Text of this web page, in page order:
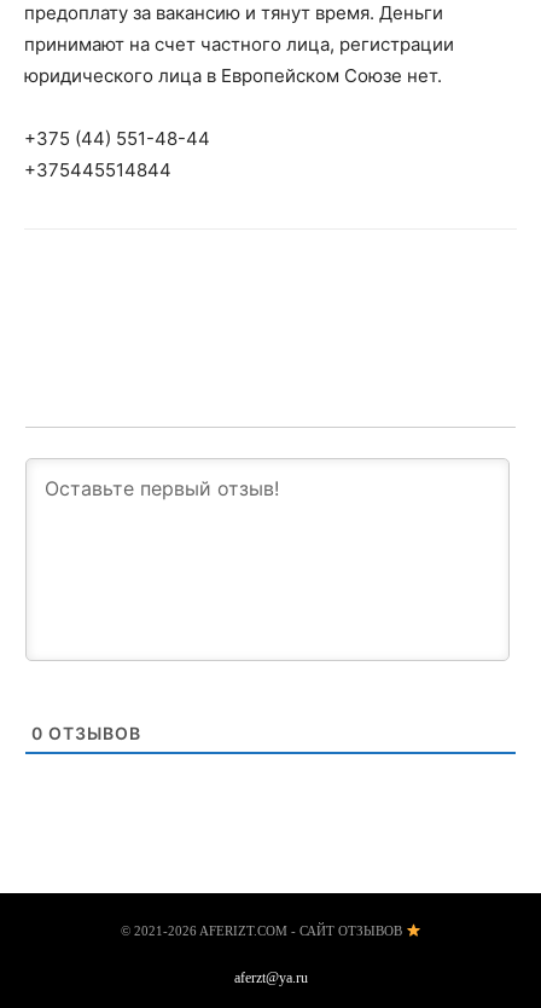
предоплату за вакансию и тянут время. Деньги
принимают на счет частного лица, регистрации
юридического лица в Европейском Союзе нет.
+375 (44) 551-48-44
+375445514844
0 ОТЗЫВОВ
© 2021-2026 AFERIZT.COM - САЙТ ОТЗЫВОВ
aferzt@ya.ru